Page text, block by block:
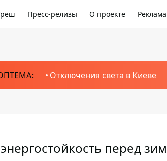
Пресс-релизы О проекте Реклама
Отключения света в Киеве
перед